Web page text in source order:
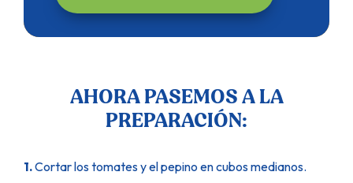
AHORA PASEMOS A LA
PREPARACIÓN:
1.Cortar los tomates y el pepino en cubos medianos.